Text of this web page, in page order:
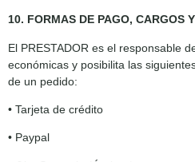
10. FORMAS DE PAGO, CARGOS
El PRESTADOR es el responsable
económicas y posibilita las
de un pedido:
• Tarjeta de crédito
• Paypal